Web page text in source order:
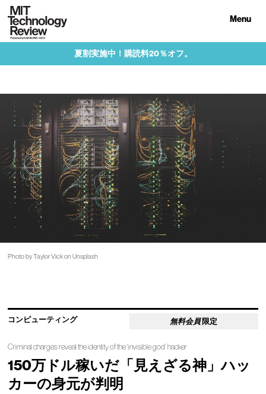
Menu
夏割実施中！購読料20％オフ。
Photo by Taylor Vick on Unsplash
コンピューティング 無料会員 限定
Criminal charges reveal the identity of the ‘invisible god’ hacker
150万ドル稼いだ「見えざる神」ハッ
カーの身元が判明